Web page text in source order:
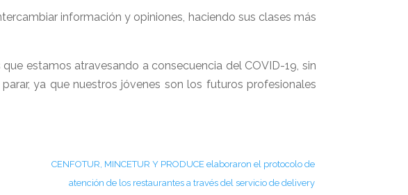
información y opiniones, haciendo sus clases más
estamos atravesando a consecuencia del COVID-19, sin
ya que nuestros jóvenes son los futuros profesionales
CENFOTUR, MINCETUR Y PRODUCE elaboraron el protocolo de
atención de los restaurantes a través del servicio de delivery